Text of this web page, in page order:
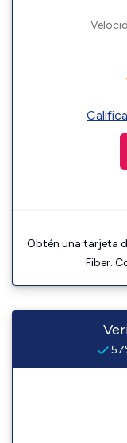
Obtén una tarjeta
Fiber.